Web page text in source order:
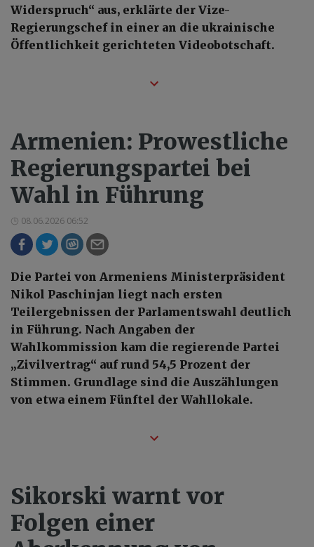
Widerspruch“ aus, erklärte der Vize-
Regierungschef in einer an die ukrainische
Öffentlichkeit gerichteten Videobotschaft.
Armenien: Prowestliche
Regierungspartei bei
Wahl in Führung
08.06.2026 06:52
Die Partei von Armeniens Ministerpräsident
Nikol Paschinjan liegt nach ersten
Teilergebnissen der Parlamentswahl deutlich
in Führung. Nach Angaben der
Wahlkommission kam die regierende Partei
„Zivilvertrag“ auf rund 54,5 Prozent der
Stimmen. Grundlage sind die Auszählungen
von etwa einem Fünftel der Wahllokale.
Sikorski warnt vor
Folgen einer